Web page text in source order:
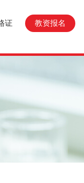
证 教资报名